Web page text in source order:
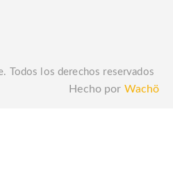
Todos los derechos reservados
Hecho por Wachö